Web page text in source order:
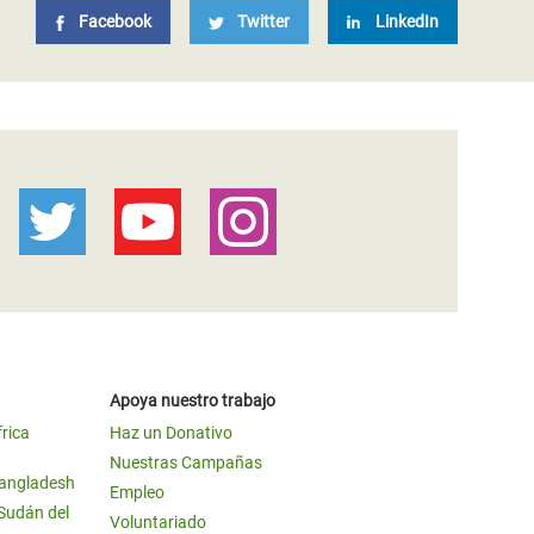
Facebook Twitter LinkedIn
del
Apoya nuestro trabajo
Haz un Donativo
Nuestras Campañas
Empleo
Voluntariado